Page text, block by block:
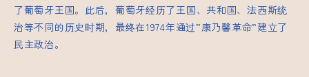
了葡萄牙王国。此后，葡萄牙经历了王国、共和国、法西斯统
治等不同的历史时期，最终在1974年通过”康乃馨革命”建立了
民主政治。